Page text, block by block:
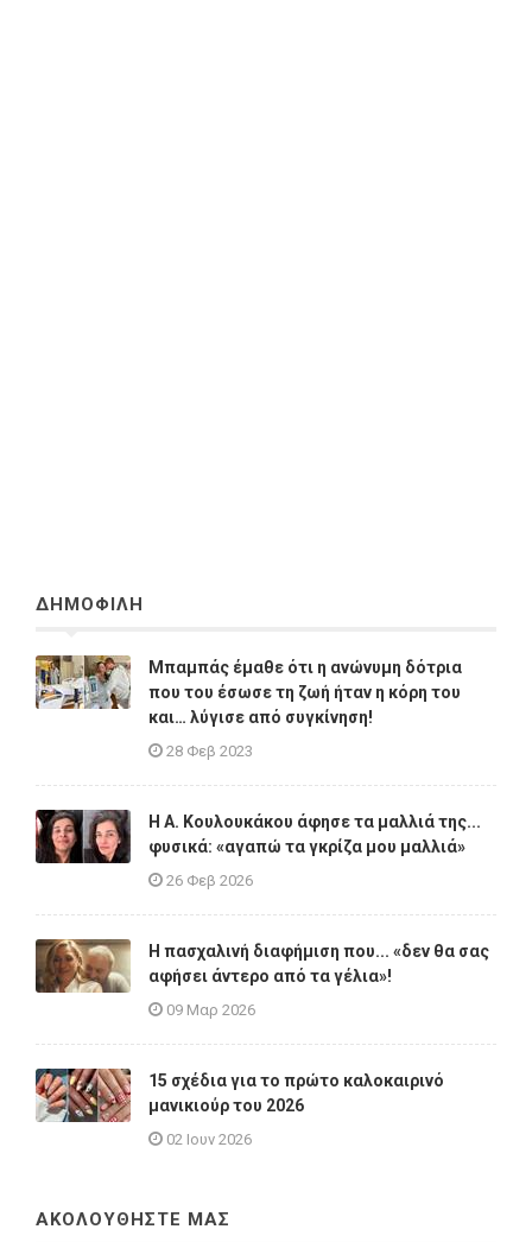
ΔΗΜΟΦΙΛΗ
Μπαμπάς έμαθε ότι η ανώνυμη δότρια
που του έσωσε τη ζωή ήταν η κόρη του
και… λύγισε από συγκίνηση!
28 Φεβ 2023
Η A. Κουλουκάκου άφησε τα μαλλιά της...
φυσικά: «αγαπώ τα γκρίζα μου μαλλιά»
26 Φεβ 2026
Η πασχαλινή διαφήμιση που... «δεν θα σας
αφήσει άντερο από τα γέλια»!
09 Μαρ 2026
15 σχέδια για το πρώτο καλοκαιρινό
μανικιούρ του 2026
02 Ιουν 2026
ΑΚΟΛΟΥΘΗΣΤΕ ΜΑΣ